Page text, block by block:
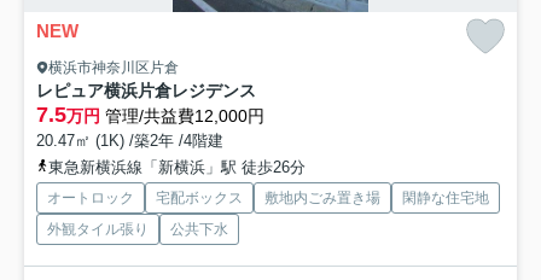
NEW
横浜市神奈川区片倉
レピュア横浜片倉レジデンス
7.5万円 管理/共益費12,000円
20.47㎡ (1K) /築2年 /4階建
東急新横浜線「新横浜」駅 徒歩26分
オートロック 宅配ボックス 敷地内ごみ置き場
閑静な住宅地
外観タイル張り
公共下水